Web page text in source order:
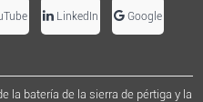
LinkedIn Google
la batería de la sierra de pértiga y la